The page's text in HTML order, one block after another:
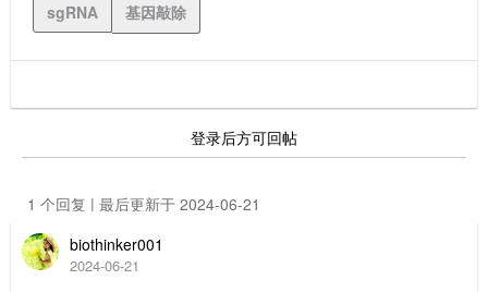
sgRNA
基因敲除
登录后方可回帖
1 个回复 | 最后更新于 2024-06-21
biothinker001
2024-06-21